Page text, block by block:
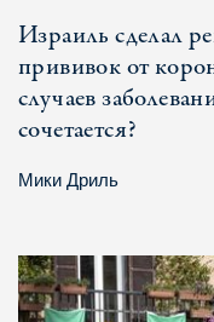
Израиль сделал
прививок от
случаев
сочетается?
Мики Дриль